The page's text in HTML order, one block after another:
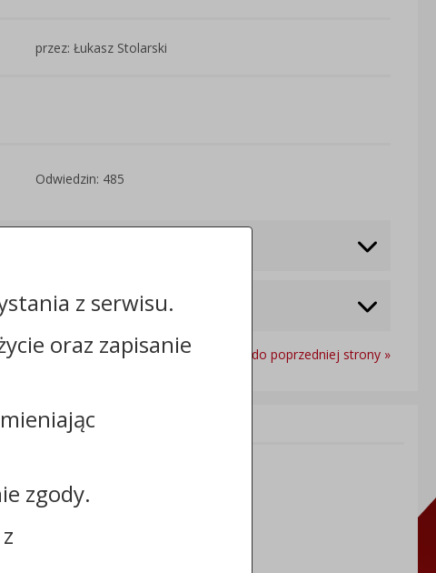
przez: Łukasz Stolarski
Odwiedzin: 485
Powrót do poprzedniej strony »
Informacje dodatkowe:
REGON: 910866910
TERYT: 0464011
z serwisu.
oraz zapisanie
zgody.